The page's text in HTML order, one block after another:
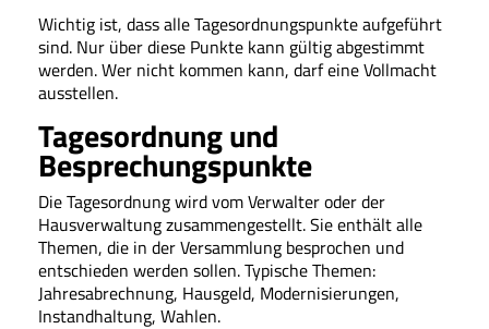
Wichtig ist, dass alle Tagesordnungspunkte aufgeführt
sind. Nur über diese Punkte kann gültig abgestimmt
werden. Wer nicht kommen kann, darf eine Vollmacht
ausstellen.
Tagesordnung und
Besprechungspunkte
Die Tagesordnung wird vom Verwalter oder der
Hausverwaltung zusammengestellt. Sie enthält alle
Themen, die in der Versammlung besprochen und
entschieden werden sollen. Typische Themen:
Jahresabrechnung, Hausgeld, Modernisierungen,
Instandhaltung, Wahlen.